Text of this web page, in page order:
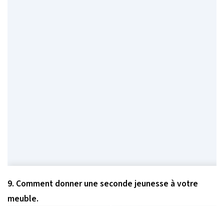
9. Comment donner une seconde jeunesse à votre
meuble.